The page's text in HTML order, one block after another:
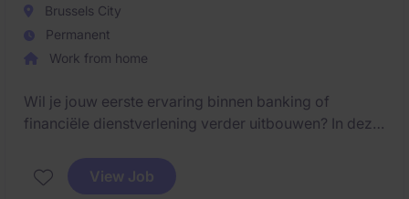
Brussels City
Permanent
Work from home
Wil je jouw eerste ervaring binnen banking of
financiële dienstverlening verder uitbouwen? In deze
operationele processen en werk je samen met
verschillende interne stakeholders.
View Job